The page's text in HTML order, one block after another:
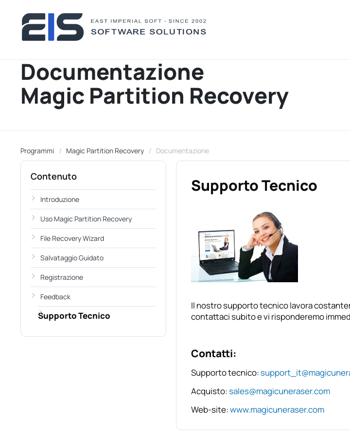
Documentazione
Magic Partition Recovery
Programmi Magic Partition Recovery Documentazione
Supporto Tecnico
Il nostro supporto tecnico lavora
contattaci subito e vi risponderemo
Contatti:
Supporto tecnico:
Acquisto:sales@magicuneraser.com
Web-site:www.magicuneraser.com
Contenuto
Introduzione
Uso Magic Partition Recovery
File Recovery Wizard
Salvataggio Guidato
Registrazione
Feedback
Supporto Tecnico